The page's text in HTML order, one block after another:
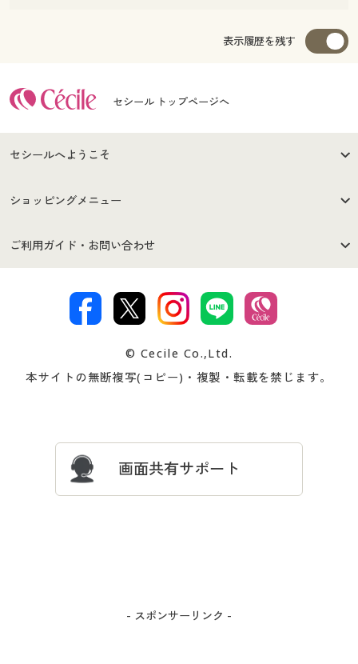
表示履歴を残す
セシール トップページへ
セシールへようこそ
はじめての方へ
セシールご利用規約
著作権・商標について 会社案内
ショッピングメニュー
商品カテゴリ
プレゼント＆キャンペーン サイトマップ
ご利用ガイド・お問い合わせ
交換・返品は お支払は
ついて
忘れの場合
© Cecile Co.,Ltd.
本サイトの無断複写(コピー)・複製・転載を禁じます。
画面共有サポート
- スポンサーリンク -